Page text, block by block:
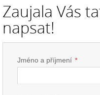
Zaujala Vás
napsat!
Jméno a příjmení *